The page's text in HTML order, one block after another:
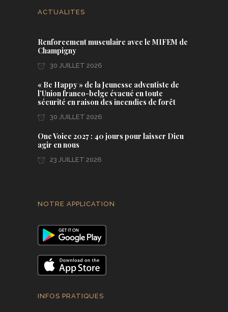
ACTUALITES
Renforcement musculaire avec le MIFEM de
Champigny
30 JUILLET 2026
« Be Happy » de la Jeunesse adventiste de
l’Union franco-belge évacué en toute
sécurité en raison des incendies de forêt
30 JUILLET 2026
One Voice 2027 : 40 jours pour laisser Dieu
agir en nous
23 JUILLET 2026
NOTRE APPLICATION
INFOS PRATIQUES